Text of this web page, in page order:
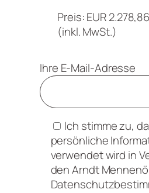
Preis: EUR 2.278,86
(inkl. MwSt.)
Ihre E-Mail-Adresse
Ich stimme zu,
persönliche
verwendet wird in
den Arndt